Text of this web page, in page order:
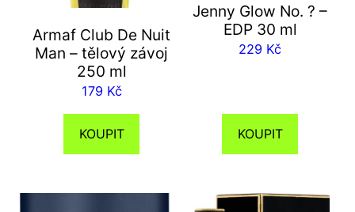
Armaf Club De Nuit
Man – tělový závoj
250 ml
179 Kč
KOUPIT
Jenny Glow No. ? –
EDP 30 ml
229 Kč
KOUPIT